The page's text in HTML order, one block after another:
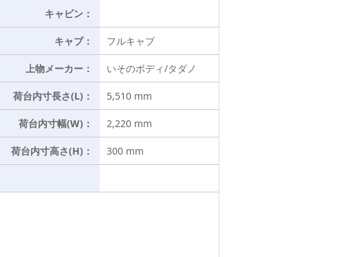
キャビン：
キャブ： フルキャブ
上物メーカー： いそのボディ/タダノ
荷台内寸長さ(L)： 5,510 mm
荷台内寸幅(W)： 2,220 mm
荷台内寸高さ(H)： 300 mm